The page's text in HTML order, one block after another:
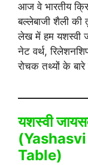
आज वे भारतीय
बल्लेबाजी शैली
लेख में हम यशस्वी
नेट वर्थ,
रोचक तथ्यों के
यशस्वी
(
Table)